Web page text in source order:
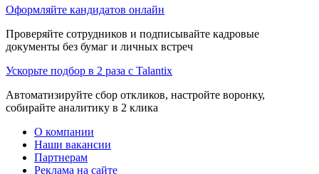
Оформляйте кандидатов онлайн
Проверяйте сотрудников и подписывайте кадровые
документы без бумаг и личных встреч
Ускорьте подбор в 2 раза с Talantix
Автоматизируйте сбор откликов, настройте воронку,
собирайте аналитику в 2 клика
О компании
Наши вакансии
Партнерам
Реклама на сайте